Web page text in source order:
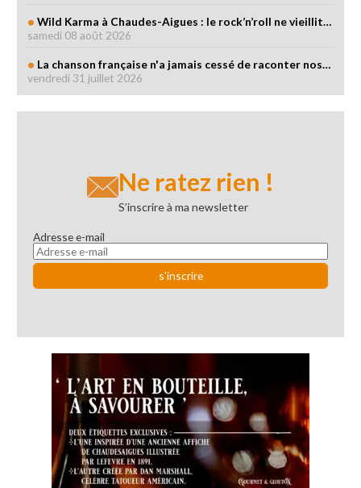
Wild Karma à Chaudes-Aigues : le rock’n’roll ne vieillit…
samedi 08 août 2026
La chanson française n'a jamais cessé de raconter nos…
vendredi 31 juillet 2026
Ne ratez rien !
S’inscrire à ma newsletter
Adresse e-mail